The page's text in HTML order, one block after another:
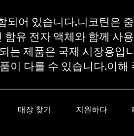
되어 있습니다.니코틴은
유 전자 액체와 함께 사
는 제품은 국제 시장용입
이 다를 수 있습니다.이해
매장 찾기 지원하다